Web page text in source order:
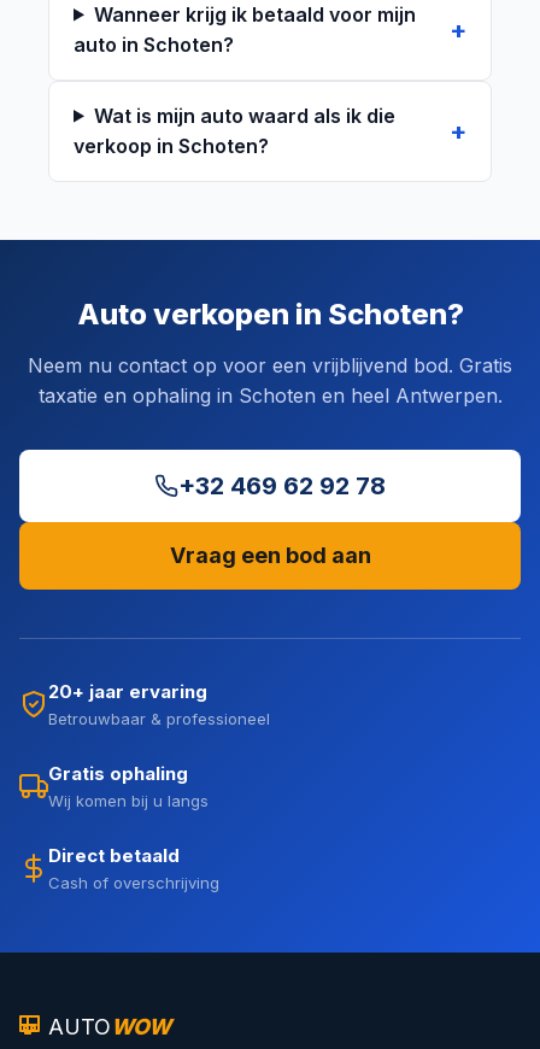
Wanneer krijg ik betaald voor mijn
auto in Schoten?
Wat is mijn auto waard als ik die
verkoop in Schoten?
Auto verkopen in Schoten?
Neem nu contact op voor een vrijblijvend bod. Gratis
taxatie en ophaling in Schoten en heel Antwerpen.
+32 469 62 92 78
Vraag een bod aan
20+ jaar ervaring
Betrouwbaar & professioneel
Gratis ophaling
Wij komen bij u langs
Direct betaald
Cash of overschrijving
AUTOWOW